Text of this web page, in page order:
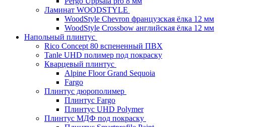
Ламинат WOODSTYLE
WoodStyle Chevron французская ёлка 12 мм
WoodStyle Crossbow английская ёлка 12 мм
Напольный плинтус
Rico Concept 80 вспененный ПВХ
Tanle UHD полимер под покраску
Кварцевый плинтус
Alpine Floor Grand Sequoia
Fargo
Плинтус дюрополимер
Плинтус Fargo
Плинтус UHD Polymer
Плинтус МДФ под покраску